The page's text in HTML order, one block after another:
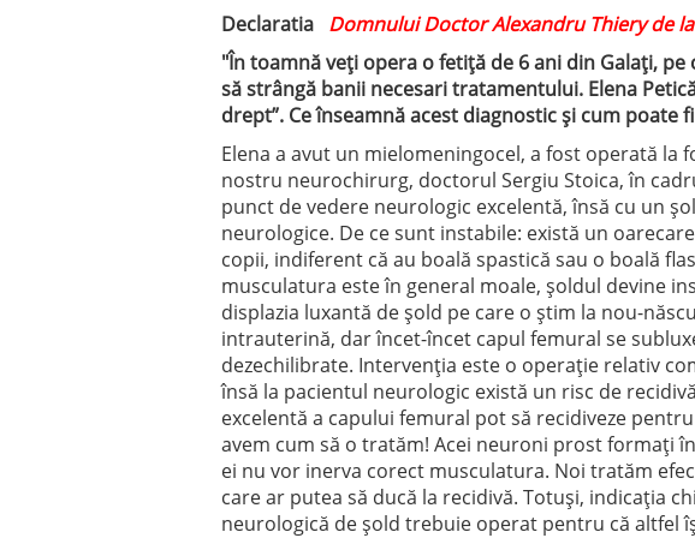
Declaratia Domnului Doctor Alexandru Thiery de
"În toamnă veți opera o fetiță de 6 ani din Galați, pe
să strângă banii necesari tratamentului. Elena
drept”. Ce înseamnă acest diagnostic și cum poate
Elena a avut un mielomeningocel, a fost operată
nostru neurochirurg, doctorul Sergiu Stoica, în
punct de vedere neurologic excelentă, însă cu un
neurologice. De ce sunt instabile: există un
copii, indiferent că au boală spastică sau o boală
musculatura este în general moale, șoldul devine
displazia luxantă de șold pe care o știm la nou-
intrauterină, dar încet-încet capul femural se
dezechilibrate. Intervenția este o operație relativ
însă la pacientul neurologic există un risc de
excelentă a capului femural pot să recidiveze
avem cum să o tratăm! Acei neuroni prost formați
ei nu vor inerva corect musculatura. Noi tratăm
care ar putea să ducă la recidivă. Totuși, indicația
neurologică de șold trebuie operat pentru că altfel